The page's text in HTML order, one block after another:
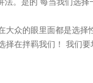
的眼里面都是选择
在拌羁我们！ 我们要